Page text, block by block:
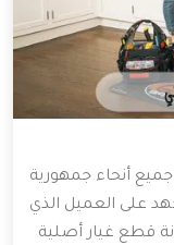
أنحاء جمهورية
على العميل الذي
قطع غيار أصلية